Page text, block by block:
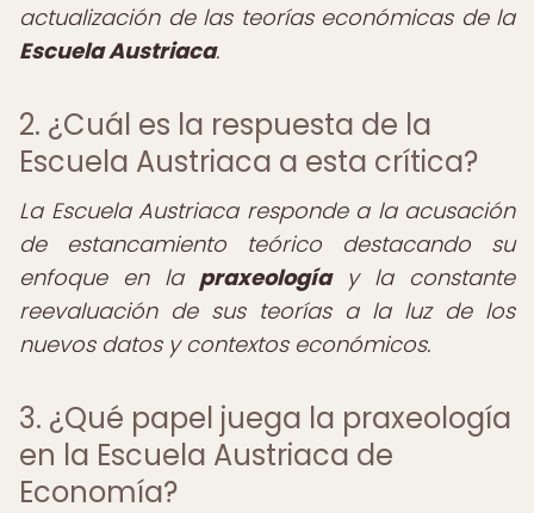
actualización de las teorías económicas de la
Escuela Austriaca.
2. ¿Cuál es la respuesta de la
Escuela Austriaca a esta crítica?
La Escuela Austriaca responde a la acusación
de estancamiento teórico destacando su
enfoque en la praxeologíay la constante
reevaluación de sus teorías a la luz de los
nuevos datos y contextos económicos.
3. ¿Qué papel juega la praxeología
en la Escuela Austriaca de
Economía?